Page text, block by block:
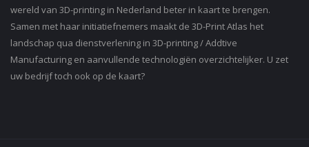
wereld van 3D-printing in Nederland beter in kaart te brengen.
Samen met haar initiatiefnemers maakt de 3D-Print Atlas het
landschap qua dienstverlening in 3D-printing / Addtive
Manufacturing en aanvullende technologiën overzichtelijker. U zet
uw bedrijf toch ook op de kaart?